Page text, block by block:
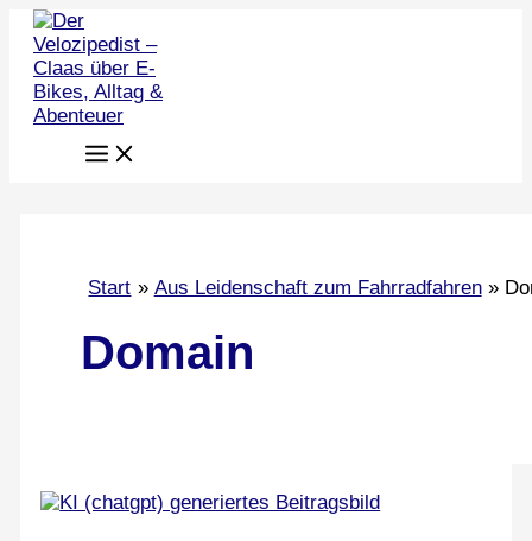
Zum
Inhalt
springen
Start Aus Leidenschaft zum Fahrradfahren
Domain